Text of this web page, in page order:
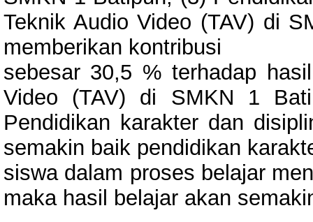
Teknik Audio Video (TAV) di
memberikan kontribusi
sebesar 30,5 % terhadap
Video (TAV) di SMKN 1
Pendidikan karakter dan
semakin baik pendidikan
siswa dalam proses belajar
maka hasil belajar akan